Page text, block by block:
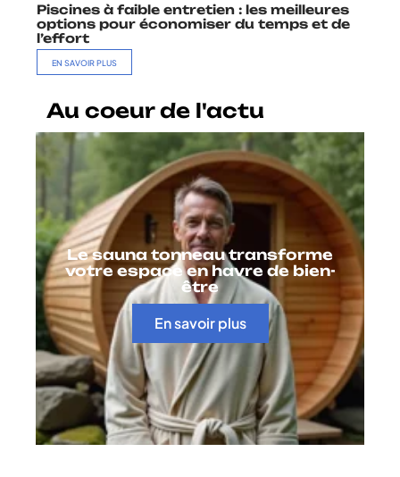
Piscines à faible entretien : les meilleures
options pour économiser du temps et de
l’effort
EN SAVOIR PLUS
Au coeur de l'actu
Le sauna tonneau transforme
votre espace en havre de bien-
être
En savoir plus